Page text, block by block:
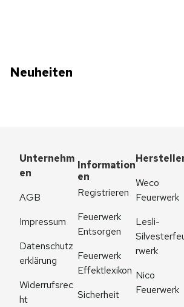
Neuheiten
Unternehm
en
AGB
Impressum
Datenschutz
erklärung
Widerrufsrec
ht
Information
en
Registrieren
Feuerwerk
Entsorgen
Feuerwerk
Effektlexikon
Sicherheit
Weco
Feuerwerk
Lesli-
rwerk
Nico
Feuerwerk